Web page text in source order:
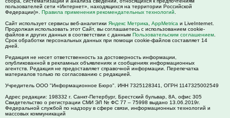
пользователей сети «Интернет», находящихся на территории Российской
Федерации)». Правила применения рекомендательных технологий
Сайт использует сервисы веб-аналитики Яндекс Метрика AppMetrica и LiveInternet.
Продолжая использовать этот Сайт, вы соглашаетесь с использованием cookie-
файлов и других данных в соответствии с данным Пользовательским соглашением
Срок обработки персональных данных при помощи cookie-файлов составляет 14
дней.
Редакция не несет ответственность за достоверность информации,
опубликованной в рекламных объявлениях и сообщениях информационных
агентств. Редакция не предоставляет справочной информации. Перепечатка
материалов только по согласованию с редакцией.
Учредитель ООО "Информационное Бюро". ИНН 7325128341, ОГРН 1147325002549
Адрес редакции: 198332 г. Санкт-Петербург, Брестский бульвар, 8А, офис 305
Свидетельство о регистрации СМИ ЭЛ № ФС 77 – 75998 выдано 13.06.2019г.
Федеральной службой по надзору в сфере связи, информационных технологий и
массовых коммуникаций